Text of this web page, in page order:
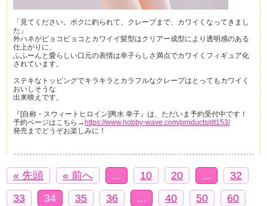
「見てください。ボクに釣られて、クレープまで、カワイくなってきまし
た」
外ハネがピョコピョコとカワイイ髪型はクリアー成型により透明感のある
仕上がりに、
ふふーんと愛らしい口元の表情は幸子らしさ満点でカワイくフィギュア化
されています。
ステキなトッピングでキラキラとカラフルなクレープはとってもカワイく
おいしそうな
出来映えです。
『[自称・スウィートヒロイン]輿水 幸子』は、ただいま予約受付中です！
予約ページはこちら→ https://www.hobby-wave.com/products/dt153/
発売までどうぞお楽しみに！
« 先頭 « 前へ ... 10 20 ...
32
33
34 35 36 ... 40 50
60